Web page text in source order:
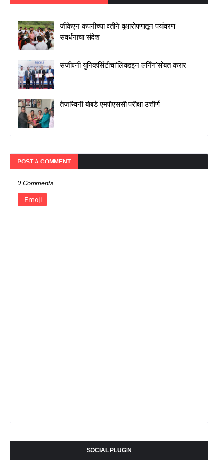
जीकेएन कंपनीच्या वतीने वृक्षारोपणातून पर्यावरण
संवर्धनाचा संदेश
संजीवनी युनिव्हर्सिटीचा‘लिंक्डइन लर्निंग’सोबत करार
तेजस्विनी बोबडे एमपीएससी परीक्षा उत्तीर्ण
POST A COMMENT
0 Comments
Emoji
SOCIAL PLUGIN